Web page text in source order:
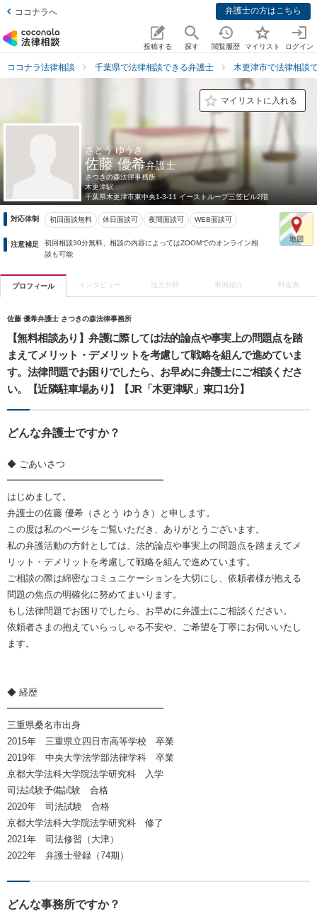
ココナラへ 弁護士の方はこちら
投稿する 探す 閲覧履歴 マイリスト ログイン
ココナラ法律相談 千葉県で法律相談できる弁護士 木更津市で法律相談
マイリストに入れる
さとう ゆうき
佐藤 優希弁護士
さつきの森法律事務所
木更津駅
千葉県木更津市東中央1-3-11 イーストループ三笠ビル2階
対応体制 初回面談無料 休日面談可 夜間面談可 WEB面談可
注意補足
初回相談30分無料、相談の内容によってはZOOMでのオンライン相
談も可能
プロフィール インタビュー 注力分野 事例紹介 料金表
佐藤 優希弁護士 さつきの森法律事務所
【無料相談あり】弁護に際しては法的論点や事実上の問題点を踏
まえてメリット・デメリットを考慮して戦略を組んで進めていま
す。法律問題でお困りでしたら、お早めに弁護士にご相談くださ
い。【近隣駐車場あり】【JR「木更津駅」東口1分】
どんな弁護士ですか？
◆ ごあいさつ
━━━━━━━━━━━━━━━━━
はじめまして。
弁護士の佐藤 優希（さとう ゆうき）と申します。
この度は私のページをご覧いただき、ありがとうございます。
私の弁護活動の方針としては、法的論点や事実上の問題点を踏まえてメ
リット・デメリットを考慮して戦略を組んで進めています。
ご相談の際は綿密なコミュニケーションを大切にし、依頼者様が抱える
問題の焦点の明確化に努めてまいります。
もし法律問題でお困りでしたら、お早めに弁護士にご相談ください。
依頼者さまの抱えていらっしゃる不安や、ご希望を丁寧にお伺いいたし
ます。
◆ 経歴
━━━━━━━━━━━━━━━━━
三重県桑名市出身
2015年 三重県立四日市高等学校 卒業
2019年 中央大学法学部法律学科 卒業
京都大学法科大学院法学研究科 入学
司法試験予備試験 合格
2020年 司法試験 合格
京都大学法科大学院法学研究科 修了
2021年 司法修習（大津）
2022年 弁護士登録（74期）
どんな事務所ですか？